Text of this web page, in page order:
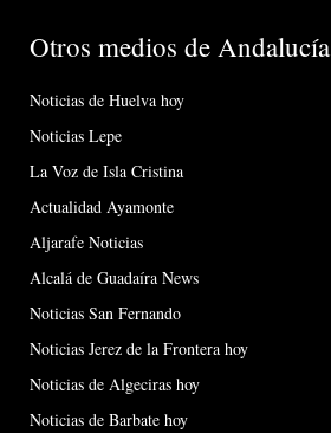
Otros medios de Andalucía
Noticias de Huelva hoy
Noticias Lepe
La Voz de Isla Cristina
Actualidad Ayamonte
Aljarafe Noticias
Alcalá de Guadaíra News
Noticias San Fernando
Noticias Jerez de la Frontera hoy
Noticias de Algeciras hoy
Noticias de Barbate hoy